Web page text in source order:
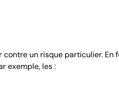
contre un risque particulier. En
exemple, les :